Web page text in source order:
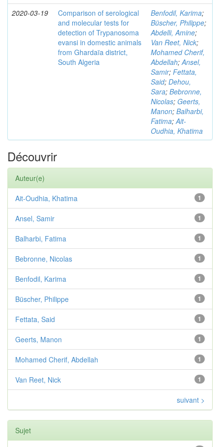
2020-03-19
Comparison of serological
and molecular tests for
detection of Trypanosoma
evansi in domestic animals
from Ghardaïa district,
South Algeria
Benfodil, Karima;
Büscher, Philippe;
Abdelli, Amine;
Van Reet, Nick;
Mohamed Cherif,
Abdellah;Ansel,
Samir; Fettata,
Said; Dehou,
Sara; Bebronne,
Nicolas; Geerts,
Manon; Balharbi,
Fatima;Ait-
Oudhia, Khatima
Découvrir
Auteur(e)
1
Ait-Oudhia, Khatima
1
Ansel, Samir
1
Balharbi, Fatima
1
Bebronne, Nicolas
1
Benfodil, Karima
1
Büscher, Philippe
1
Fettata, Said
1
Geerts, Manon
1
Mohamed Cherif, Abdellah
1
Van Reet, Nick
suivant >
Sujet